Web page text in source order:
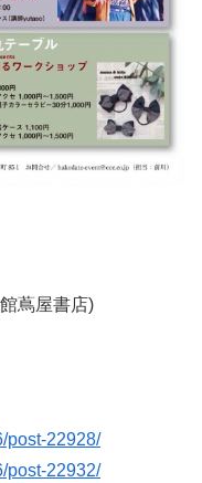
蔦屋書店)
post-22928/
post-22932/